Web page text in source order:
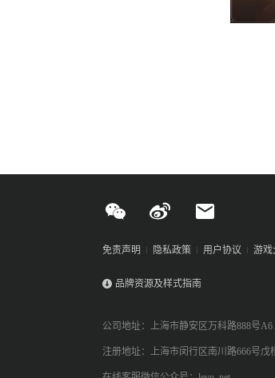
免责声明 隐私政策 用户协议 游戏
品牌资源及样式指南
公司地址：上海市静安区万科路888号
注册地址：上海市闵行区南川路666号戊